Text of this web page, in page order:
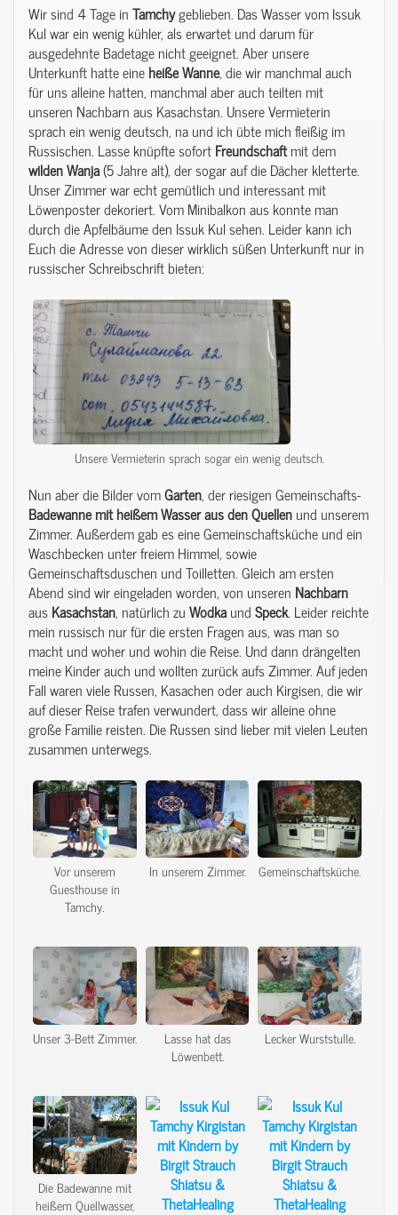
Wir sind 4 Tage inTamchygeblieben. Das Wasser vom Issuk
Kul war ein wenig kühler, als erwartet und darum für
ausgedehnte Badetage nicht geeignet. Aber unsere
Unterkunft hatte eineheißeWanne, die wir manchmal auch
für uns alleine hatten, manchmal aber auch teilten mit
unseren Nachbarn aus Kasachstan. Unsere Vermieterin
sprach ein wenig deutsch, na und ich übte mich fleißig im
Russischen. Lasse knüpfte sofortFreundschaftmit dem
wilden Wanja(5 Jahre alt), der sogar auf die Dächer kletterte.
Unser Zimmer war echt gemütlich und interessant mit
Löwenposter dekoriert. Vom Minibalkon aus konnte man
durch die Apfelbäume den Issuk Kul sehen. Leider kann ich
Euch die Adresse von dieser wirklich süßen Unterkunft nur in
russischer Schreibschrift bieten:
Unsere Vermieterin sprach sogar ein wenig deutsch.
Nun aber die Bilder vomGarten, der riesigen Gemeinschafts-
Badewanne mit heißem Wasser aus den Quellenund unserem
Zimmer. Außerdem gab es eine Gemeinschaftsküche und ein
Waschbecken unter freiem Himmel, sowie
Gemeinschaftsduschen und Toilletten. Gleich am ersten
Abend sind wir eingeladen worden, von unseren Nachbarn
ausKasachstan, natürlich zuWodkaundSpeck. Leider reichte
mein russisch nur für die ersten Fragen aus, was man so
macht und woher und wohin die Reise. Und dann drängelten
meine Kinder auch und wollten zurück aufs Zimmer. Auf jeden
Fall waren viele Russen, Kasachen oder auch Kirgisen, die wir
auf dieser Reise trafen verwundert, dass wir alleine ohne
große Familie reisten. Die Russen sind lieber mit vielen Leuten
zusammen unterwegs.
Vor unserem
Guesthouse in
Tamchy.
In unserem Zimmer. Gemeinschaftsküche.
Unser 3-Bett Zimmer.
Lasse hat das
Löwenbett.
Lecker Wurststulle.
Die Badewanne mit
heißem Quellwasser,